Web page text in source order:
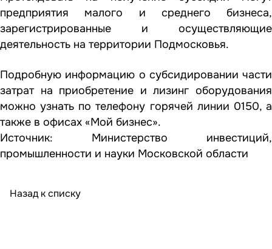
предприятия малого и среднего бизнеса,
зарегистрированные и осуществляющие
деятельность на территории Подмосковья.
Подробную информацию о субсидировании части
затрат на приобретение и лизинг оборудования
можно узнать по телефону горячей линии 0150, а
также в офисах «Мой бизнес».
Источник: Министерство инвестиций,
промышленности и науки Московской области
Назад к списку